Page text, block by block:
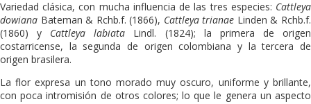
Variedad clásica, con mucha influencia de las tres especies: Cattleya
dowiana Bateman & Rchb.f. (1866), Cattleya trianae Linden & Rchb.f.
(1860) y Cattleya labiata Lindl. (1824); la primera de origen
costarricense, la segunda de origen colombiana y la tercera de
origen brasilera.
La flor expresa un tono morado muy oscuro, uniforme y brillante,
con poca intromisión de otros colores; lo que le genera un aspecto